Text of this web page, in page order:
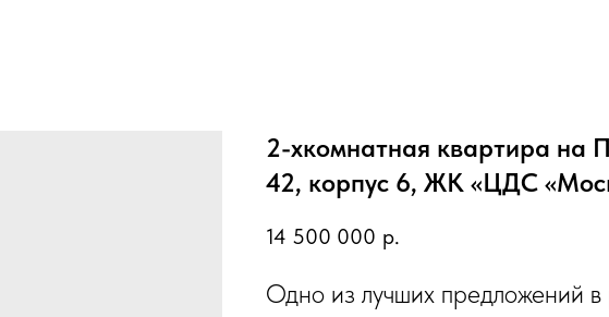
2-хкомнатная квартира на
42, корпус 6, ЖК «ЦДС
14 500 000 р.
Одно из лучших предложений